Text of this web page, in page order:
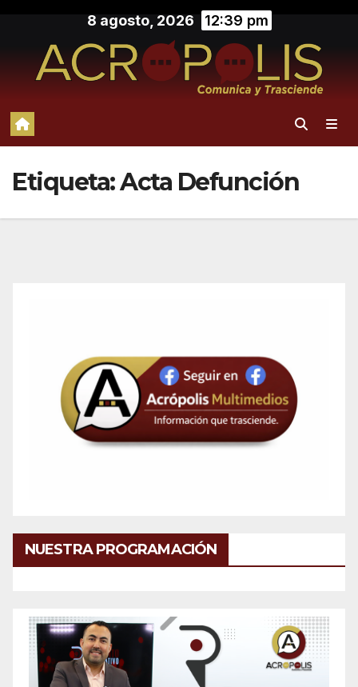
contenido
8 agosto, 2026 12:39 pm
Etiqueta:Acta Defunción
NUESTRA PROGRAMACIÓN